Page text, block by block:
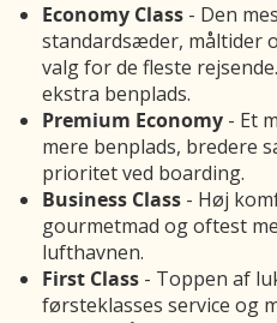
Economy Class - Den
standard­sæder, måltider
valg for de fleste
ekstra benplads.
Premium Economy - Et
mere benplads, bredere
prioritet ved boarding.
Business Class - Høj
gourmetmad og oftest
lufthavnen.
First Class - Toppen af
førsteklasses service og